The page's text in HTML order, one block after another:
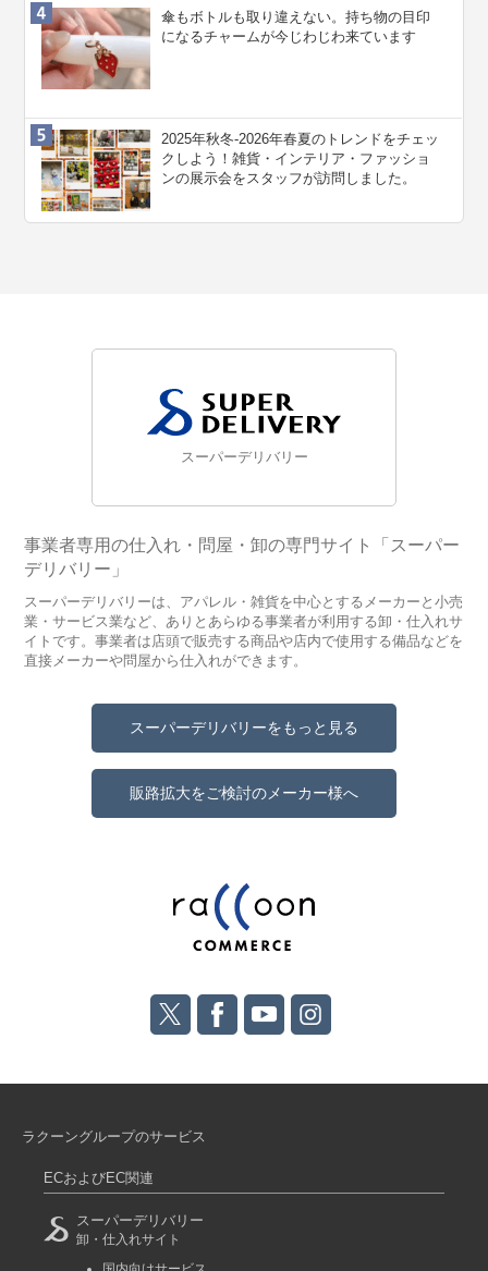
傘もボトルも取り違えない。持ち物の目印
になるチャームが今じわじわ来ています
2025年秋冬-2026年春夏のトレンドをチェッ
クしよう！雑貨・インテリア・ファッショ
ンの展示会をスタッフが訪問しました。
スーパーデリバリー
事業者専用の仕入れ・問屋・卸の専門サイト「スーパー
デリバリー」
スーパーデリバリーは、アパレル・雑貨を中心とするメーカーと小売
業・サービス業など、ありとあらゆる事業者が利用する卸・仕入れサ
イトです。事業者は店頭で販売する商品や店内で使用する備品などを
直接メーカーや問屋から仕入れができます。
スーパーデリバリーをもっと見る
販路拡大をご検討のメーカー様へ
ラクーングループのサービス
ECおよびEC関連
スーパーデリバリー
卸・仕入れサイト